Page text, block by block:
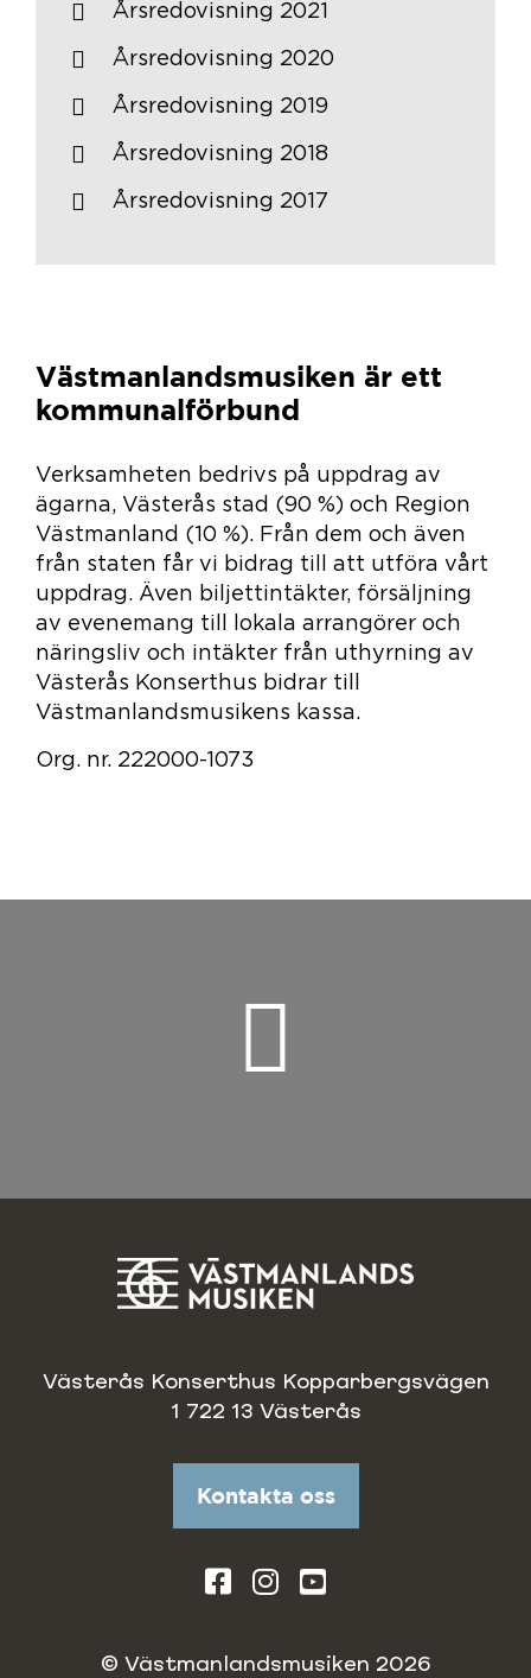
Årsredovisning 2021
Årsredovisning 2020
Årsredovisning 2019
Årsredovisning 2018
Årsredovisning 2017
Västmanlandsmusiken är ett
kommunalförbund
Verksamheten bedrivs på uppdrag av
ägarna, Västerås stad (90 %) och Region
Västmanland (10 %). Från dem och även
från staten får vi bidrag till att utföra vårt
uppdrag. Även biljettintäkter, försäljning
av evenemang till lokala arrangörer och
näringsliv och intäkter från uthyrning av
Västerås Konserthus bidrar till
Västmanlandsmusikens kassa.
Org. nr. 222000-1073
Västerås Konserthus Kopparbergsvägen
1 722 13 Västerås
Kontakta oss
© Västmanlandsmusiken 2026